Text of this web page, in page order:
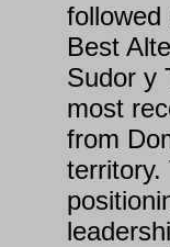
followed
Best
Sudor y
most
from
territory.